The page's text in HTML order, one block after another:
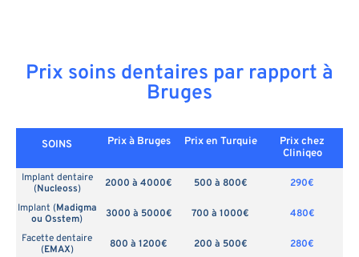
Prix soins dentaires par rapport à
Bruges
SOINS Prix à Bruges Prix en Turquie
Prix chez
Cliniqeo
Implant dentaire
(Nucleoss) 2000 à 4000€ 500 à 800€
290€
Implant (Madigma
ou Osstem) 3000 à 5000€ 700 à 1000€
480€
Facette dentaire
(EMAX) 800 à 1200€ 200 à 500€
280€